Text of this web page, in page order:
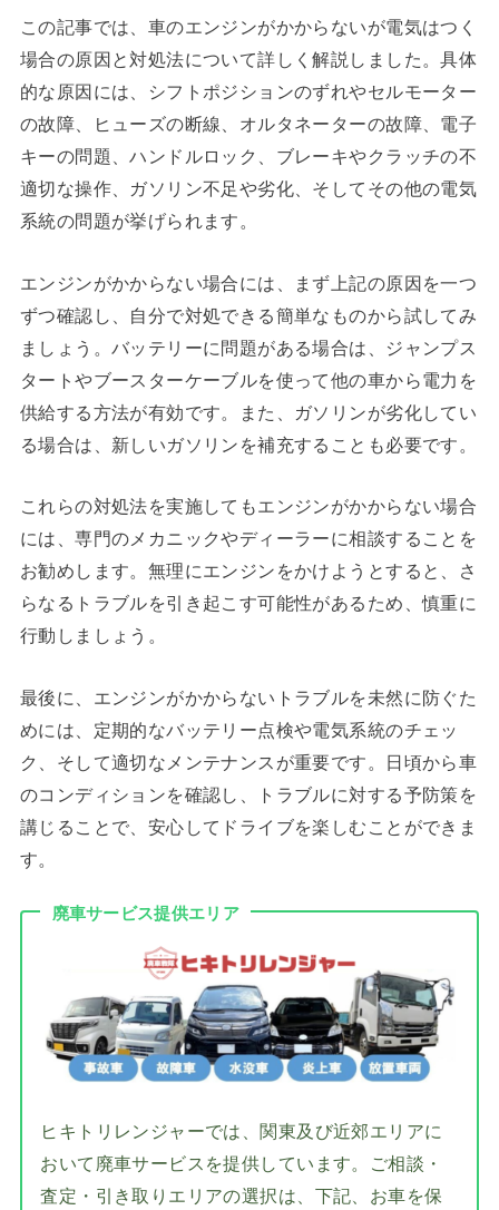
この記事では、車のエンジンがかからないが電気はつく
場合の原因と対処法について詳しく解説しました。具体
的な原因には、シフトポジションのずれやセルモーター
の故障、ヒューズの断線、オルタネーターの故障、電子
キーの問題、ハンドルロック、ブレーキやクラッチの不
適切な操作、ガソリン不足や劣化、そしてその他の電気
系統の問題が挙げられます。
エンジンがかからない場合には、まず上記の原因を一つ
ずつ確認し、自分で対処できる簡単なものから試してみ
ましょう。バッテリーに問題がある場合は、ジャンプス
タートやブースターケーブルを使って他の車から電力を
供給する方法が有効です。また、ガソリンが劣化してい
る場合は、新しいガソリンを補充することも必要です。
これらの対処法を実施してもエンジンがかからない場合
には、専門のメカニックやディーラーに相談することを
お勧めします。無理にエンジンをかけようとすると、さ
らなるトラブルを引き起こす可能性があるため、慎重に
行動しましょう。
最後に、エンジンがかからないトラブルを未然に防ぐた
めには、定期的なバッテリー点検や電気系統のチェッ
ク、そして適切なメンテナンスが重要です。日頃から車
のコンディションを確認し、トラブルに対する予防策を
講じることで、安心してドライブを楽しむことができま
す。
廃車サービス提供エリア
ヒキトリレンジャーでは、関東及び近郊エリアに
おいて廃車サービスを提供しています。ご相談・
査定・引き取りエリアの選択は、下記、お車を保